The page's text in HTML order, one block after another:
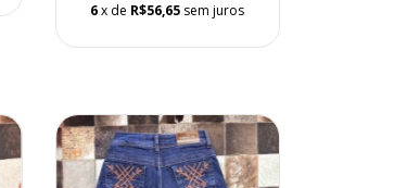
6x de R$56,65 sem juros